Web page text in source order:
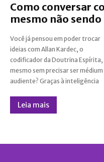
Como conversar
mesmo não
Você já pensou em poder trocar
ideias com Allan Kardec, o
codificador da Doutrina Espírita,
mesmo sem precisar ser médium
audiente? Graças à inteligência
artificial, esse bate-papo agora é
possível! Convido você a conhecer
o avatar de Allan Kardec que criei
com a ferramenta GPT da
Leia mais